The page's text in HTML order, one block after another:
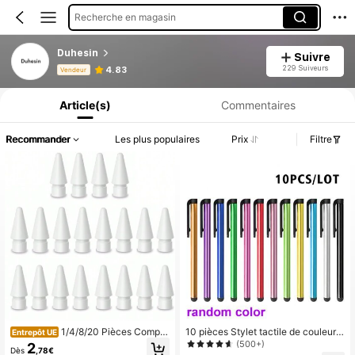
Recherche en magasin
Duhesin
Vendeur 4.83
Suivre
229 Suiveurs
Informations produit : Divulgation des prix, détails sur les ventes et le stock.
Article(s) Commentaires
Recommander Les plus populaires Prix Filtre
Entrepôt UE 1/4/8/20 Pièces Compat
ible avec les embouts de stylet Appl
Dès 2,78€
10 pièces Stylet tactile de couleur a
léatoire Stylet capacitif pour écritur
(500+)